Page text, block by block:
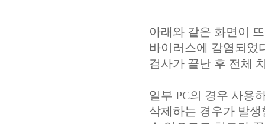
아래와 같은 화면이
바이러스에 감염되었
검사가 끝난 후 전체
일부 PC의 경우 사용
삭제하는 경우가 발생